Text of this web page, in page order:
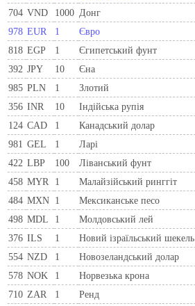
704 VND 1000 Донг
978 EUR 1 Євро
818 EGP 1 Єгипетський фунт
392 JPY 10 Єна
985 PLN 1 Злотий
356 INR 10 Індійська рупія
124 CAD 1 Канадський долар
981 GEL 1 Ларi
422 LBP 100 Ліванський фунт
458 MYR 1 Малайзійський ринггіт
484 MXN 1 Мексиканське песо
498 MDL 1 Молдовський лей
376 ILS 1 Новий ізраїльський шекель
554 NZD 1 Новозеландський долар
578 NOK 1 Норвезька крона
710 ZAR 1 Ренд